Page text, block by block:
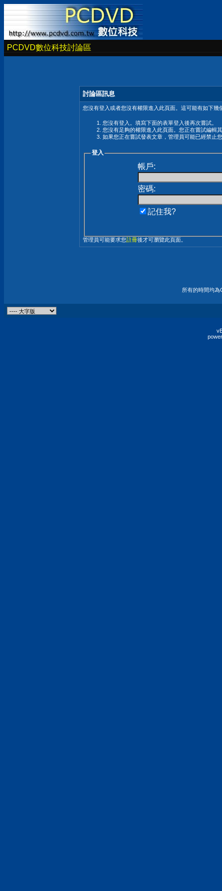
PCDVD數位科技討論區
討論區訊息
您沒有登入或者您沒有權限進入此頁面。這可能有如下幾
您沒有登入。填寫下面的表單登入後再次嘗試。
您沒有足夠的權限進入此頁面。您正在嘗試編輯
如果您正在嘗試發表文章，管理員可能已經禁止
登入
帳戶:
密碼:
記住我?
管理員可能要求您註冊後才可瀏覽此頁面。
所有的時間均為